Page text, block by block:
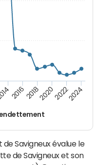
20162018202020222024
Savigneux évalue le
de Savigneux et son